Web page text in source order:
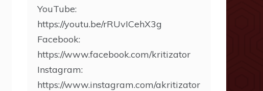
YouTube:
https://youtu.be/rRUvICehX3g
Facebook:
https://www.facebook.com/kritizator
Instagram:
https://www.instagram.com/akritizator